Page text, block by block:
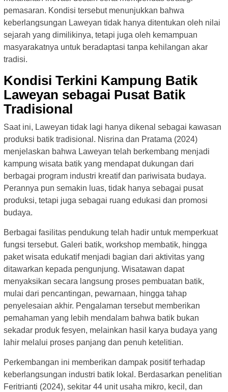
pemasaran. Kondisi tersebut menunjukkan bahwa
keberlangsungan Laweyan tidak hanya ditentukan oleh nilai
sejarah yang dimilikinya, tetapi juga oleh kemampuan
masyarakatnya untuk beradaptasi tanpa kehilangan akar
tradisi.
Kondisi Terkini Kampung Batik
Laweyan sebagai Pusat Batik
Tradisional
Saat ini, Laweyan tidak lagi hanya dikenal sebagai kawasan
produksi batik tradisional. Nisrina dan Pratama (2024)
menjelaskan bahwa Laweyan telah berkembang menjadi
kampung wisata batik yang mendapat dukungan dari
berbagai program industri kreatif dan pariwisata budaya.
Perannya pun semakin luas, tidak hanya sebagai pusat
produksi, tetapi juga sebagai ruang edukasi dan promosi
budaya.
Berbagai fasilitas pendukung telah hadir untuk memperkuat
fungsi tersebut. Galeri batik, workshop membatik, hingga
paket wisata edukatif menjadi bagian dari aktivitas yang
ditawarkan kepada pengunjung. Wisatawan dapat
menyaksikan secara langsung proses pembuatan batik,
mulai dari pencantingan, pewarnaan, hingga tahap
penyelesaian akhir. Pengalaman tersebut memberikan
pemahaman yang lebih mendalam bahwa batik bukan
sekadar produk fesyen, melainkan hasil karya budaya yang
lahir melalui proses panjang dan penuh ketelitian.
Perkembangan ini memberikan dampak positif terhadap
keberlangsungan industri batik lokal. Berdasarkan penelitian
Feritrianti (2024), sekitar 44 unit usaha mikro, kecil, dan